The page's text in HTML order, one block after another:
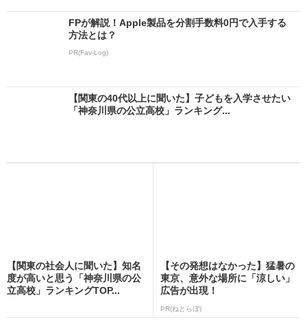
FPが解説！Apple製品を分割手数料0円で入手する
方法とは？
PR(Fav-Log)
【関東の40代以上に聞いた】子どもを入学させたい
「神奈川県の公立高校」ランキング...
【関東の社会人に聞いた】知名
度が高いと思う「神奈川県の公
立高校」ランキングTOP...
【その発想はなかった】猛暑の
東京、意外な場所に「涼しい」
広告が出現！
PR(ねとらぼ)